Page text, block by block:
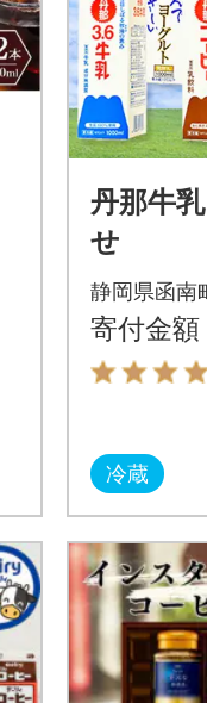
丹那牛
せ
静岡県函南
寄付金額
冷蔵